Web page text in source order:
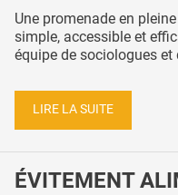
Une promenade en
simple, accessible et
équipe de sociologues et
LIRE LA SUITE
ÉVITEMENT